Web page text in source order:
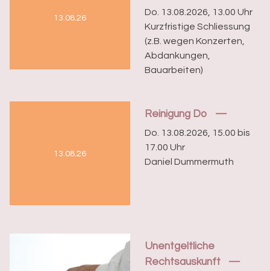
13.08.26
Do. 13.08.2026, 13.00 Uhr
Kurzfristige Schliessung
(z.B. wegen Konzerten,
Abdankungen,
Bauarbeiten)
13.08.26
Reinigung Do
Do. 13.08.2026, 15.00 bis
17.00 Uhr
Daniel Dummermuth
Unentgeltliche
Rechtsauskunft